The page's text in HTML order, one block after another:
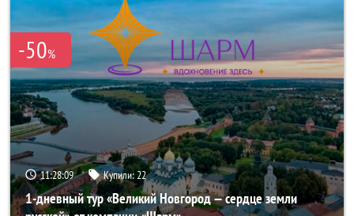
-50%
11:28:07 Купили: 22
1-дневный тур «Великий Новгород — сердце земли